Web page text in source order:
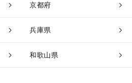
京都府
兵庫県
和歌山県